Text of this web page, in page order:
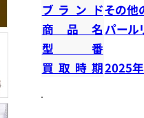
ブランドその他
商品名 パール
型番
買取時期2025